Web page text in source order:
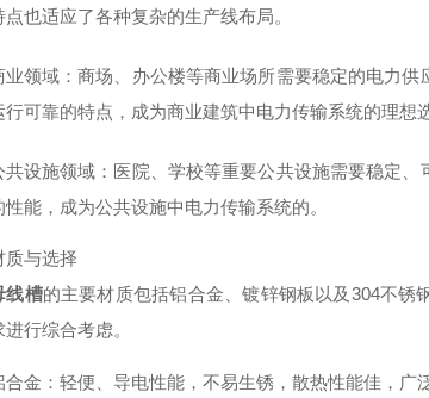
点也适应了各种复杂的生产线布局。
业领域 ：商场、办公楼等商业场所需要稳定的电力供
行可靠的特点，成为商业建筑中电力传输系统的理想选
共设施领域 ：医院、学校等重要公共设施需要稳定
性能，成为公共设施中电力传输系统的。
质与选择
线槽的主要材质包括铝合金、镀锌钢板以及304不锈
行综合考虑。
合金 ：轻便、导电性能，不易生锈，散热性能佳，广